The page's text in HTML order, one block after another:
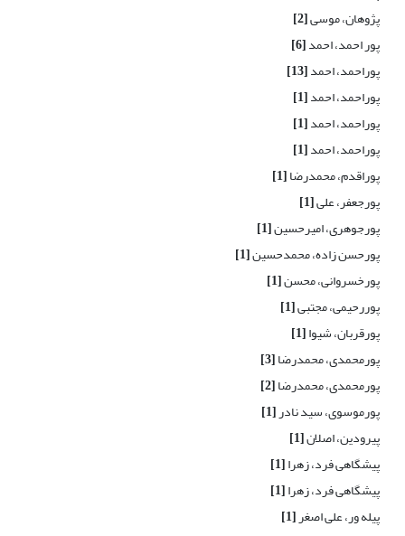
پژوهان، موسی[2]
پور احمد، احمد[6]
پوراحمد، احمد[13]
پوراحمد، احمد[1]
پوراحمد، احمد[1]
پوراحمد، احمد[1]
پوراقدم، محمدرضا[1]
پورجعفر، علی[1]
پورجوهری، امیرحسین[1]
پورحسن زاده، محمدحسین[1]
پورخسروانی، محسن[1]
پوررحیمی، مجتبی[1]
پورقربان، شیوا[1]
پورمحمدی، محمدرضا[3]
پورمحمدی، محمدرضا[2]
پورموسوی، سید نادر[1]
پیرودین، اصلان[1]
پیشگاهی فرد، زهرا[1]
پیشگاهی فرد، زهرا[1]
پیله ور، علی اصغر[1]